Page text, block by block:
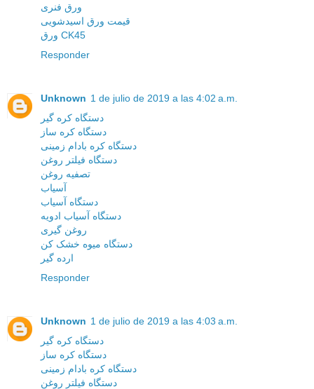
ورق فنری
قیمت ورق اسیدشویی
ورق CK45
Responder
Unknown 1 de julio de 2019 a las 4:02 a.m.
دستگاه کره گیر
دستگاه کره ساز
دستگاه کره بادام زمینی
دستگاه فیلتر روغن
تصفیه روغن
آسیاب
دستگاه آسیاب
دستگاه آسیاب ادویه
روغن گیری
دستگاه میوه خشک کن
ارده گیر
Responder
Unknown 1 de julio de 2019 a las 4:03 a.m.
دستگاه کره گیر
دستگاه کره ساز
دستگاه کره بادام زمینی
دستگاه فیلتر روغن